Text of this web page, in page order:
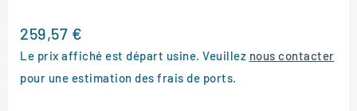
259,57 €
Le prix affiché est départ usine. Veuillez nous contacter
pour une estimation des frais de ports.